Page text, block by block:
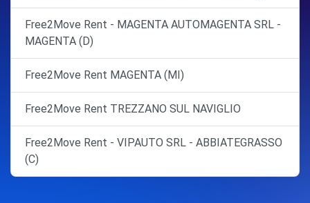
Free2Move Rent - MAGENTA AUTOMAGENTA SRL -
MAGENTA (D)
Free2Move Rent MAGENTA (MI)
Free2Move Rent TREZZANO SUL NAVIGLIO
Free2Move Rent - VIPAUTO SRL - ABBIATEGRASSO
(C)